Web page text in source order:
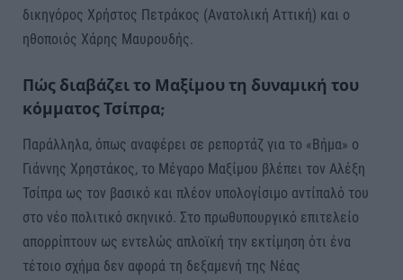
δικηγόρος Χρήστος Πετράκος (Ανατολική Αττική) και ο
ηθοποιός Χάρης Μαυρουδής.
Πώς διαβάζει το Μαξίμου τη δυναμική του
κόμματος Τσίπρα;
Παράλληλα, όπως αναφέρει σε ρεπορτάζ για το «Βήμα» ο
Γιάννης Χρηστάκος, το Μέγαρο Μαξίμου βλέπει τον Αλέξη
Τσίπρα ως τον βασικό και πλέον υπολογίσιμο αντίπαλό του
στο νέο πολιτικό σκηνικό. Στο πρωθυπουργικό επιτελείο
απορρίπτουν ως εντελώς απλοϊκή την εκτίμηση ότι ένα
τέτοιο σχήμα δεν αφορά τη δεξαμενή της Νέας